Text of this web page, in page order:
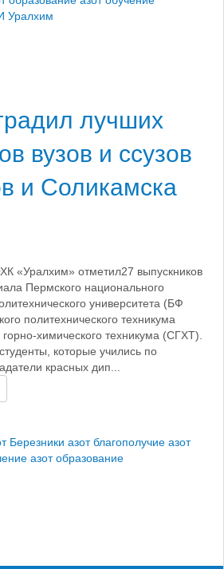
Уралхим
лучших
вузов и ссузов
и Соликамска
«Уралхим» отметил27 выпускников
Пермского национального
университета (БФ
политехнического техникума
химического техникума (СГХТ).
которые учились по
красных дип...
Березники азот благополучие азот
азот образование